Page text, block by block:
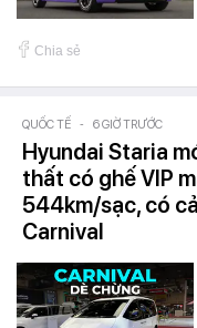
Chia sẻ
QUỐC TẾ - 6 GIỜ TRƯỚC
Hyundai Staria
thất có ghế VIP
544km/sạc, có
Carnival